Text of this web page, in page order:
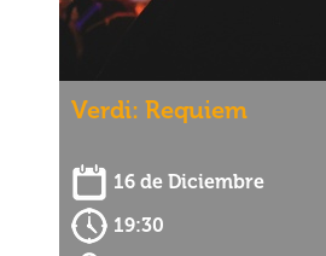
Verdi: Requiem
16 de Diciembre
19:30